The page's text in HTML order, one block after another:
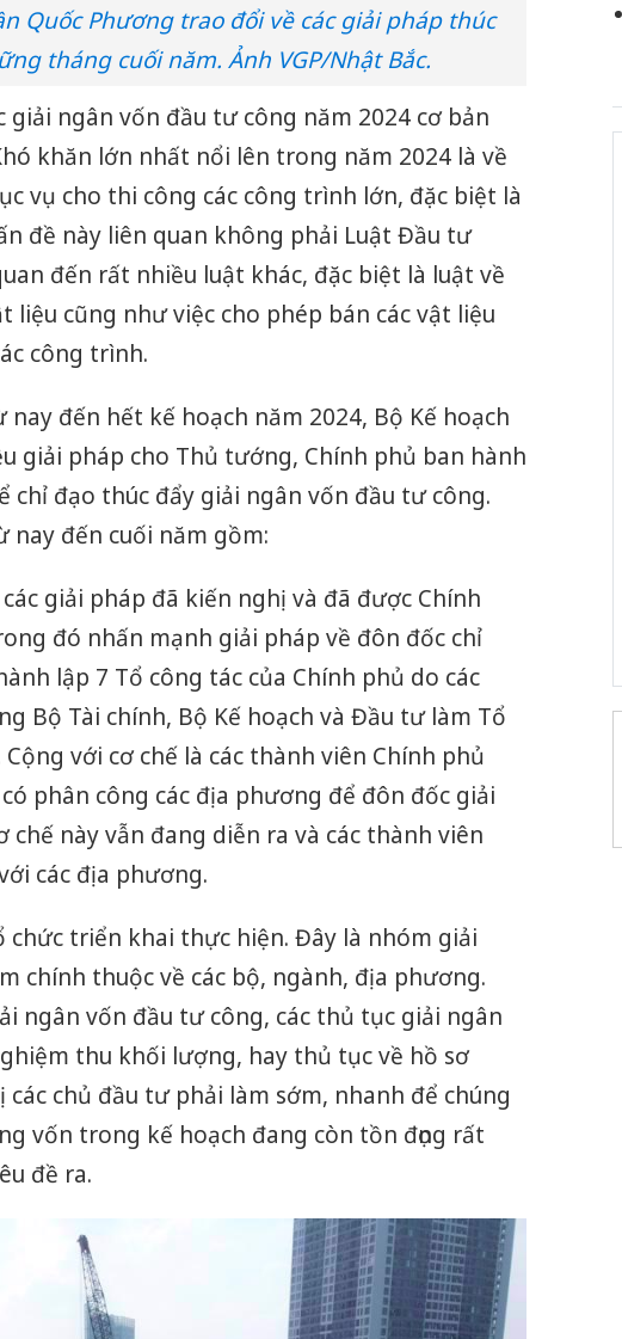
Quốc Phương trao đổi về các giải pháp thúc
tháng cuối năm. Ảnh VGP/Nhật Bắc.
ngân vốn đầu tư công năm 2024 cơ bản
khăn lớn nhất nổi lên trong năm 2024 là về
vụ cho thi công các công trình lớn, đặc biệt là
đề này liên quan không phải Luật Đầu tư
đến rất nhiều luật khác, đặc biệt là luật về
liệu cũng như việc cho phép bán các vật liệu
công trình.
đến hết kế hoạch năm 2024, Bộ Kế hoạch
giải pháp cho Thủ tướng, Chính phủ ban hành
chỉ đạo thúc đẩy giải ngân vốn đầu tư công.
nay đến cuối năm gồm:
giải pháp đã kiến nghị và đã được Chính
đó nhấn mạnh giải pháp về đôn đốc chỉ
lập 7 Tổ công tác của Chính phủ do các
Bộ Tài chính, Bộ Kế hoạch và Đầu tư làm Tổ
với cơ chế là các thành viên Chính phủ
phân công các địa phương để đôn đốc giải
chế này vẫn đang diễn ra và các thành viên
các địa phương.
triển khai thực hiện. Đây là nhóm giải
chính thuộc về các bộ, ngành, địa phương.
ngân vốn đầu tư công, các thủ tục giải ngân
thu khối lượng, hay thủ tục về hồ sơ
chủ đầu tư phải làm sớm, nhanh để chúng
vốn trong kế hoạch đang còn tồn đọng rất
đề ra.
Cà Mau: Tiêu hủy
công khai hàng ngàn
sản phẩm nhập lậu,
bảo vệ môi trường
kinh doanh
tìm bị hại trong vụ
án sản xuất, buôn
bán yến sào giả
Thanh Hóa: Tìm bị
Moyuum giả